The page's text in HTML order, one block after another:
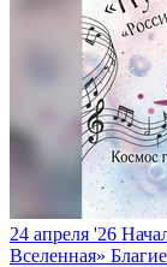
24 апреля '26
Вселенная»